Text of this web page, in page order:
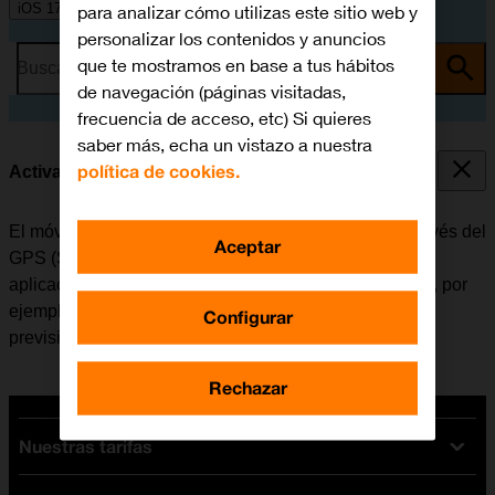
iOS 17
Busca por problema o tema
Activar o desactivar el GPS
El móvil puede determinar la posición geográfica a través del
GPS (Sistema de Posicionamiento Global). Varias
aplicaciones del móvil utilizan los datos de la posición, por
ejemplo, la navegación, la función de búsqueda o la
previsión del tiempo.
Nuestras tarifas
para analizar cómo utilizas este sitio web y
personalizar los contenidos y anuncios
que te mostramos en base a tus hábitos
de navegación (páginas visitadas,
frecuencia de acceso, etc) Si quieres
saber más, echa un vistazo a nuestra
política de cookies.
Configurar
Rechazar
Aceptar